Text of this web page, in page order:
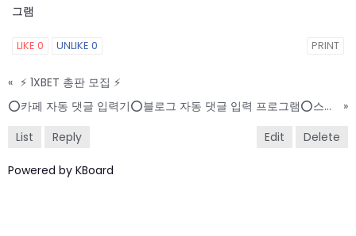
그램
LIKE 0 UNLIKE 0 PRINT
« ⚡ 1XBET 총판 모집 ⚡
⭕카페 자동 댓글 입력기⭕블로그 자동 댓글 입력 프로그램⭕스크랩+서이추+공유+댓글+공감
»
List
Reply Edit Delete
Powered by KBoard